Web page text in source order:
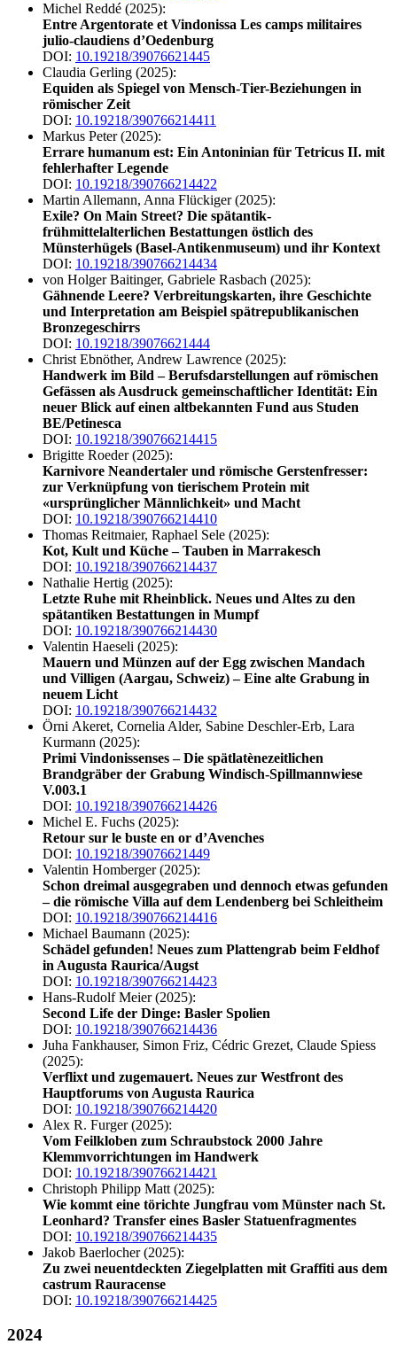
Michel Reddé (2025):
Entre Argentorate et Vindonissa Les camps militaires
julio-claudiens d’Oedenburg
DOI: 10.19218/39076621445
Claudia Gerling (2025):
Equiden als Spiegel von Mensch-Tier-Beziehungen in
römischer Zeit
DOI: 10.19218/390766214411
Markus Peter (2025):
Errare humanum est: Ein Antoninian für Tetricus II. mit
fehlerhafter Legende
DOI: 10.19218/390766214422
Martin Allemann, Anna Flückiger (2025):
Exile? On Main Street? Die spätantik-
frühmittelalterlichen Bestattungen östlich des
Münsterhügels (Basel-Antikenmuseum) und ihr Kontext
DOI: 10.19218/390766214434
von Holger Baitinger, Gabriele Rasbach (2025):
Gähnende Leere? Verbreitungskarten, ihre Geschichte
und Interpretation am Beispiel spätrepublikanischen
Bronzegeschirrs
DOI: 10.19218/39076621444
Christ Ebnöther, Andrew Lawrence (2025):
Handwerk im Bild – Berufsdarstellungen auf römischen
Gefässen als Ausdruck gemeinschaftlicher Identität: Ein
neuer Blick auf einen altbekannten Fund aus Studen
BE/Petinesca
DOI: 10.19218/390766214415
Brigitte Roeder (2025):
Karnivore Neandertaler und römische Gerstenfresser:
zur Verknüpfung von tierischem Protein mit
«ursprünglicher Männlichkeit» und Macht
DOI: 10.19218/390766214410
Thomas Reitmaier, Raphael Sele (2025):
Kot, Kult und Küche – Tauben in Marrakesch
DOI: 10.19218/390766214437
Nathalie Hertig (2025):
Letzte Ruhe mit Rheinblick. Neues und Altes zu den
spätantiken Bestattungen in Mumpf
DOI: 10.19218/390766214430
Valentin Haeseli (2025):
Mauern und Münzen auf der Egg zwischen Mandach
und Villigen (Aargau, Schweiz) – Eine alte Grabung in
neuem Licht
DOI: 10.19218/390766214432
Örni Akeret, Cornelia Alder, Sabine Deschler-Erb, Lara
Kurmann (2025):
Primi Vindonissenses – Die spätlatènezeitlichen
Brandgräber der Grabung Windisch-Spillmannwiese
V.003.1
DOI: 10.19218/390766214426
Michel E. Fuchs (2025):
Retour sur le buste en or d’Avenches
DOI: 10.19218/39076621449
Valentin Homberger (2025):
Schon dreimal ausgegraben und dennoch etwas gefunden
– die römische Villa auf dem Lendenberg bei Schleitheim
DOI: 10.19218/390766214416
Michael Baumann (2025):
Schädel gefunden! Neues zum Plattengrab beim Feldhof
in Augusta Raurica/Augst
DOI: 10.19218/390766214423
Hans-Rudolf Meier (2025):
Second Life der Dinge: Basler Spolien
DOI: 10.19218/390766214436
Juha Fankhauser, Simon Friz, Cédric Grezet, Claude Spiess
(2025):
Verflixt und zugemauert. Neues zur Westfront des
Hauptforums von Augusta Raurica
DOI: 10.19218/390766214420
Alex R. Furger (2025):
Vom Feilkloben zum Schraubstock 2000 Jahre
Klemmvorrichtungen im Handwerk
DOI: 10.19218/390766214421
Christoph Philipp Matt (2025):
Wie kommt eine törichte Jungfrau vom Münster nach St.
Leonhard? Transfer eines Basler Statuenfragmentes
DOI: 10.19218/390766214435
Jakob Baerlocher (2025):
Zu zwei neuentdeckten Ziegelplatten mit Graffiti aus dem
castrum Rauracense
DOI: 10.19218/390766214425
2024